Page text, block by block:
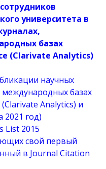
университета в
базах
(Clarivate Analytics)
научных
базах
Analytics) и
2021 год)
List 2015
свой первый
в Journal Citation